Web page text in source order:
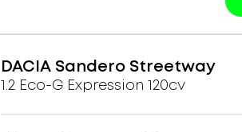
DACIA Sandero Streetway
1.2 Eco-G Expression 120cv